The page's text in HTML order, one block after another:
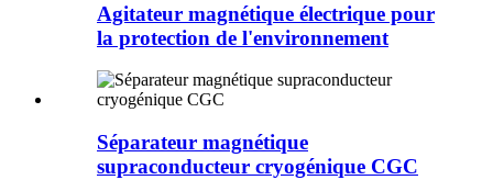
Agitateur magnétique électrique pour
la protection de l'environnement
Séparateur magnétique
supraconducteur cryogénique CGC